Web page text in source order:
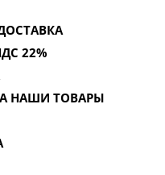
22%
НАШИ ТОВАРЫ